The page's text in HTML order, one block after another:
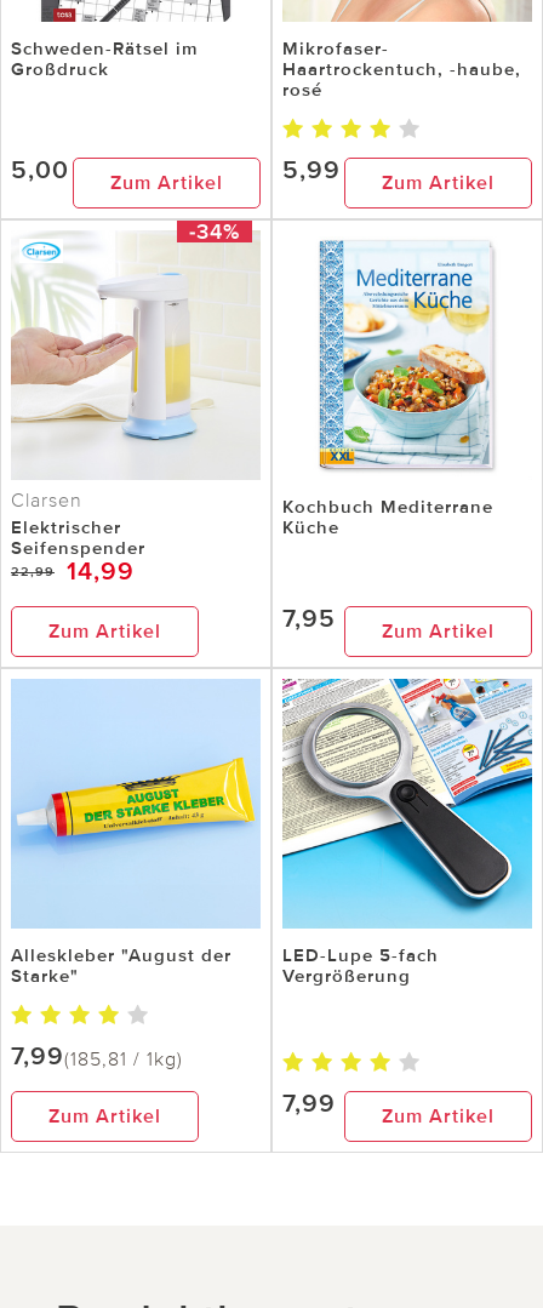
Schweden-Rätsel im
Großdruck
5,00 Zum Artikel
Mikrofaser-
Haartrockentuch, -haube,
rosé
5,99 Zum Artikel
-34%
Clarsen
Elektrischer
Seifenspender
22,99 14,99
Zum Artikel
Kochbuch Mediterrane
Küche
7,95 Zum Artikel
Alleskleber "August der
Starke"
7,99(185,81 / 1kg)
Zum Artikel
LED-Lupe 5-fach
Vergrößerung
7,99 Zum Artikel